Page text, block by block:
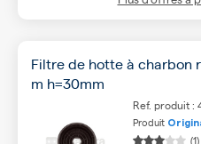
Filtre de hotte à charbon
m h=30mm
Ref. produit :
Produit
(1)